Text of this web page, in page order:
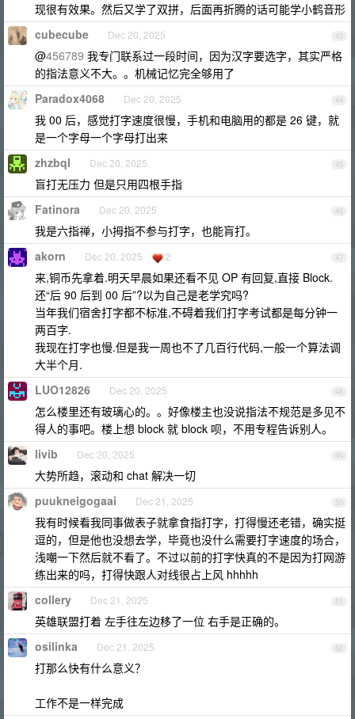
现很有效果。然后又学了双拼，后面再折腾的话可能学小鹤音形
43
cubecube Dec 20, 2025
@456789 我专门联系过一段时间，因为汉字要选字，其实严格
的指法意义不大。。机械记忆完全够用了
44
Paradox4068 Dec 20, 2025
我 00 后，感觉打字速度很慢，手机和电脑用的都是 26 键，就
是一个字母一个字母打出来
45
zhzbql Dec 20, 2025
盲打无压力 但是只用四根手指
46
Fatinora Dec 20, 2025
我是六指禅，小拇指不参与打字，也能肓打。
47
akorn Dec 20, 2025 2
来,铜币先拿着.明天早晨如果还看不见 OP 有回复,直接 Block.
还“后 90 后到 00 后”?以为自己是老学究吗?
当年我们宿舍打字都不标准,不碍着我们打字考试都是每分钟一
两百字.
我现在打字也慢.但是我一周也不了几百行代码,一般一个算法调
大半个月.
48
LUO12826 Dec 20, 2025
怎么楼里还有玻璃心的。。好像楼主也没说指法不规范是多见不
得人的事吧。楼上想 block 就 block 呗，不用专程告诉别人。
49
livib Dec 20, 2025
大势所趋，滚动和 chat 解决一切
50
puukneigogaai Dec 21, 2025
我有时候看我同事做表子就拿食指打字，打得慢还老错，确实挺
逗的，但是他也没想去学，毕竟也没什么需要打字速度的场合，
浅嘲一下然后就不看了。不过以前的打字快真的不是因为打网游
练出来的吗，打得快跟人对线很占上风 hhhhh
51
collery Dec 21, 2025
英雄联盟打着 左手往左边移了一位 右手是正确的。
52
osilinka Dec 21, 2025
打那么快有什么意义？
工作不是一样完成